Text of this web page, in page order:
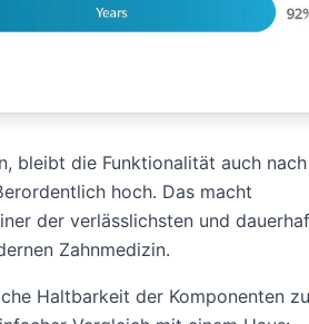
bleibt die Funktionalität auch
hoch. Das macht
der verlässlichsten und
Zahnmedizin.
Haltbarkeit der Komponenten zu